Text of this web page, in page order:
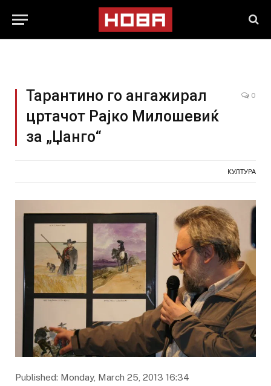
Тарантино го ангажирал
цртачот Рајко Милошевиќ
за „Џанго“
0
КУЛТУРА
Published: Monday, March 25, 2013 16:34